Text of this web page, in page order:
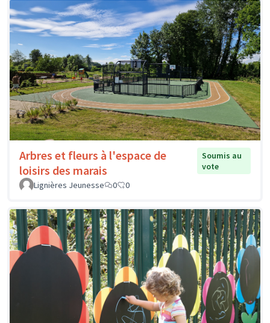
Arbres et fleurs à l'espace de
loisirs des marais
Soumis au
vote
Lignières Jeunesse
0 0